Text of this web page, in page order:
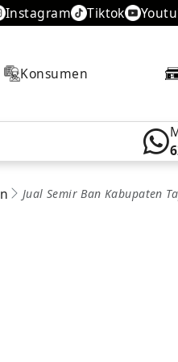
Instagram Tiktok
Konsumen
Jual Semir Ban Kabupaten